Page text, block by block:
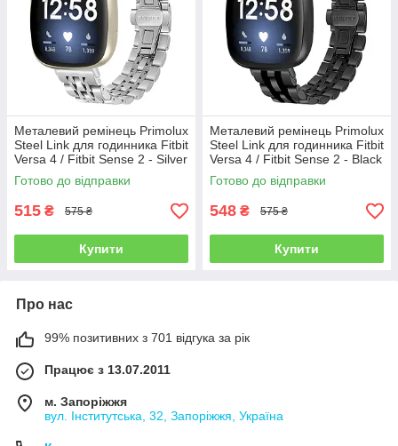
Металевий ремінець Primolux
Steel Link для годинника Fitbit
Versa 4 / Fitbit Sense 2 - Silver
Готово до відправки
515 ₴ 575 ₴
Купити
Металевий ремінець Primolux
Steel Link для годинника Fitbit
Versa 4 / Fitbit Sense 2 - Black
Готово до відправки
548 ₴ 575 ₴
Купити
Про нас
99% позитивних з 701 відгука за рік
Працює з 13.07.2011
м. Запоріжжя
вул. Інститутська, 32, Запоріжжя, Україна